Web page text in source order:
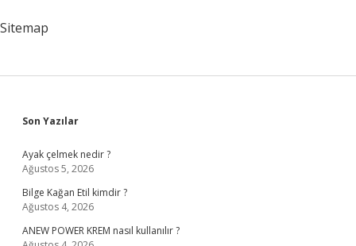
Sitemap
Sidebar
Son Yazılar
Ayak çelmek nedir ?
Ağustos 5, 2026
Bilge Kağan Etil kimdir ?
Ağustos 4, 2026
ANEW POWER KREM nasıl kullanılır ?